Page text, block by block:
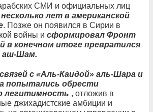
СМИ и официальных лиц
лет в американской
. Позже он появился в Сирии в
войны и сформировал Фронт
в конечном итоге превратился
аш-Шам.
с «Аль-Каидой» аль-Шара и
попытались обрести
легитимность , отложив в
джихадистские амбиции и